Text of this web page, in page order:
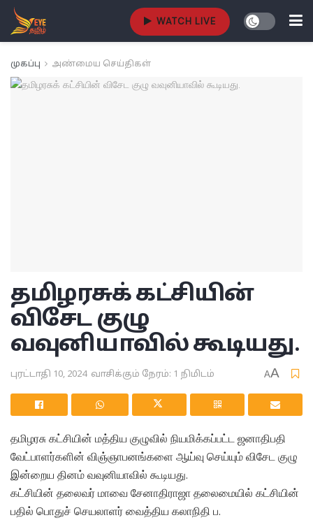
WATCH LIVE
முகப்பு அண்மைய செய்திகள்
தமிழரசுக் கட்சியின்
விசேட குழு
வவுனியாவில் கூடியது.
புரட்டாதி 10, 2024 வாசிக்கும் நேரம்: 1 நிமிடம் AA
தமிழரசு கட்சியின் மத்திய குழுவில் நியமிக்கப்பட்ட ஜனாதிபதி
வேட்பாளர்களின் விஞ்ஞாபனங்களை ஆய்வு செய்யும் விசேட குழு
இன்றைய தினம் வவுனியாவில் கூடியது.
கட்சியின் தலைவர் மாவை சேனாதிராஜா தலைமையில் கட்சியின்
பதில் பொதுச் செயலாளர் வைத்திய கலாநிதி ப.